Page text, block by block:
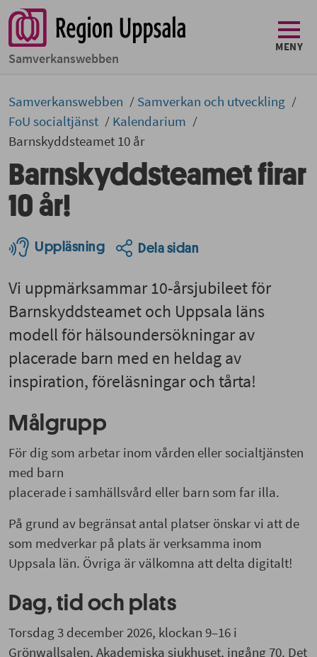
Samverkans­­webben
MENY
Samverkans­­­webben
Samverkan och utveckling
FoU socialtjänst
Kalendarium
Barnskyddsteamet 10 år
Barnskyddsteamet firar
10 år!
Uppläsning Dela sidan
Vi uppmärksammar 10-årsjubileet för
Barnskyddsteamet och Uppsala läns
modell för hälsoundersökningar av
placerade barn med en heldag av
inspiration, föreläsningar och tårta!
Målgrupp
För dig som arbetar inom vården eller socialtjänsten
med barn
placerade i samhällsvård eller barn som far illa.
På grund av begränsat antal platser önskar vi att de
som medverkar på plats är verksamma inom
Uppsala län. Övriga är välkomna att delta digitalt!
Dag, tid och plats
Torsdag 3 december 2026, klockan 9–16 i
Grönwallsalen, Akademiska sjukhuset, ingång 70. Det